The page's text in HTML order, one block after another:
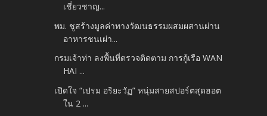
เชี่ยวชาญ...
พม. ชูสร้างมูลค่าทางวัฒนธรรมผสมผสานผ่าน
อาหารชนเผ่า...
กรมเจ้าท่า ลงพื้นที่ตรวจติดตาม การกู้เรือ WAN
HAI ...
เปิดใจ “เปรม อริยะวัฏ” หนุ่มสายสปอร์ตสุดฮอต
ใน 2 ...